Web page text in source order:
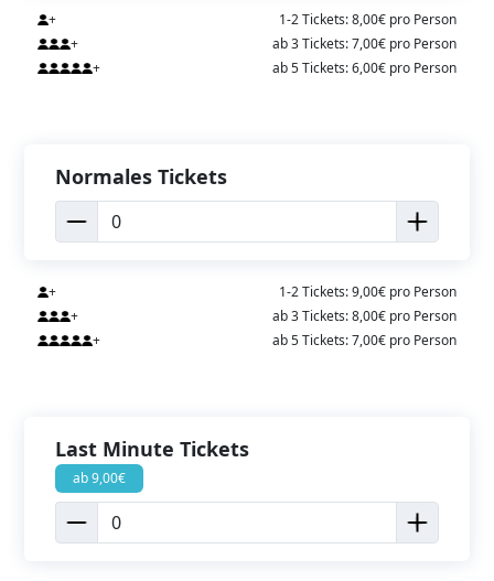
+
1-2 Tickets: 8,00€ pro Person
+
ab 3 Tickets: 7,00€ pro Person
+
ab 5 Tickets: 6,00€ pro Person
Normales Tickets
+
1-2 Tickets: 9,00€ pro Person
+
ab 3 Tickets: 8,00€ pro Person
+
ab 5 Tickets: 7,00€ pro Person
Last Minute Tickets
ab 9,00€